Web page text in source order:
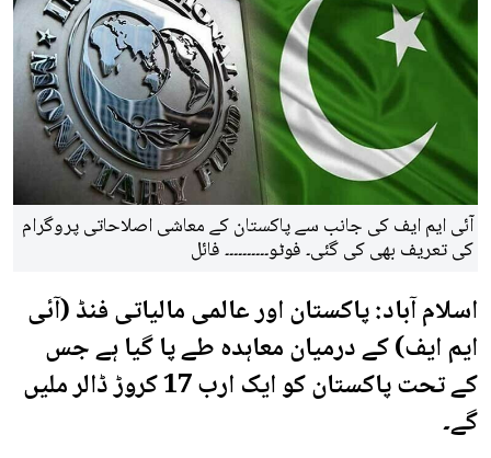
آئی ایم ایف کی جانب سے پاکستان کے معاشی اصلاحاتی پروگرام
کی تعریف بھی کی گئی۔ فوٹو۔۔۔۔۔۔۔۔۔۔ فائل
اسلام آباد: پاکستان اور عالمی مالیاتی فنڈ (آئی
ایم ایف) کے درمیان معاہدہ طے پا گیا ہے جس
کے تحت پاکستان کو ایک ارب 17 کروڑ ڈالر ملیں
گے۔